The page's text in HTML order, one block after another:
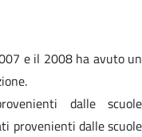
e il 2008 ha avuto un
dalle scuole
provenienti dalle scuole